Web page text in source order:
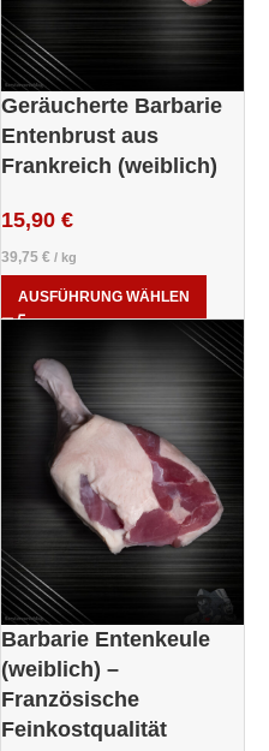
Geräucherte Barbarie
Entenbrust aus
Frankreich (weiblich)
15,90 €
39,75 € / kg
AUSFÜHRUNG WÄHLEN
Barbarie Entenkeule
(weiblich) –
Französische
Feinkostqualität